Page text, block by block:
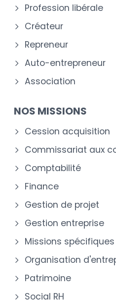
Profession libérale
Créateur
Repreneur
Auto-entrepreneur
Association
NOS MISSIONS
Cession acquisition
Commissariat aux
Comptabilité
Finance
Gestion de projet
Gestion entreprise
Missions spécifiques
Organisation
Patrimoine
Social RH